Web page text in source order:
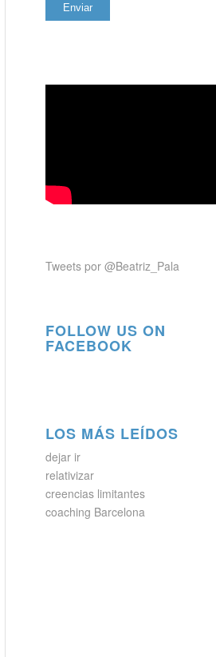
Tweets por @Beatriz_Pala
FOLLOW US ON
FACEBOOK
LOS MÁS LEÍDOS
dejar ir
relativizar
creencias limitantes
coaching Barcelona